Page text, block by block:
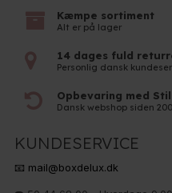
Kæmpe sortiment
Alt er på lager
14 dages fuld
Personlig dansk
Opbevaring med Stil
Dansk webshop siden
KUNDESERVICE
📧 mail@boxdelux.dk